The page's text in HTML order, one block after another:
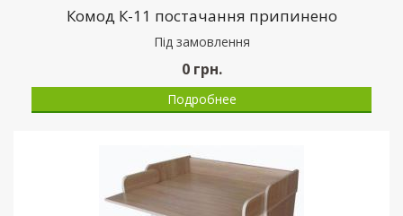
Комод К-11 постачання припинено
Пiд замовлення
0грн.
Подробнее